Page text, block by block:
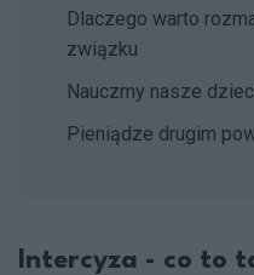
Dlaczego warto
związku
Nauczmy nasze
Pieniądze drugim
Intercyza - co to